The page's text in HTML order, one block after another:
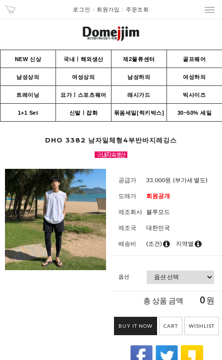
로그인 회원가입 주문조회
NEW 신상 국내ㅣ해외생산 제2물류센터 골프웨어
남성상의 여성상의 남성하의 여성하의
트레이닝 요가ㅣ스포츠웨어 래시가드 빅사이즈
1+1 Set 신발ㅣ잡화 묶음세일[럭키박스] 30~50% 세일
DHO 3382 남자일체형4부반바지레깅스
공급가 33,000원 (부가세 별도)
도매가 회원공개
제조회사 블루모드
제조국 대한민국
배송비 (조건) 지역별
옵션
총 상품 금액 0원
BUY IT NOW CART WISHLIST